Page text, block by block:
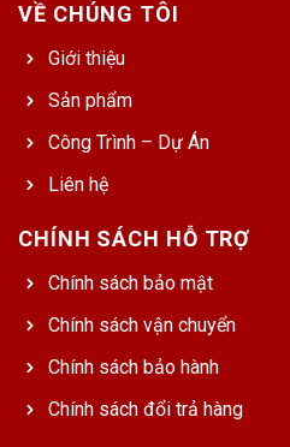
VỀ CHÚNG TÔI
Giới thiệu
Sản phẩm
Công Trình – Dự Án
Liên hệ
CHÍNH SÁCH HỖ TRỢ
Chính sách bảo mật
Chính sách vận chuyển
Chính sách bảo hành
Chính sách đổi trả hàng